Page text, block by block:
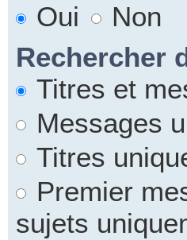
Oui
Non
Rechercher
Titres et
Messages
Titres
Premier
sujets